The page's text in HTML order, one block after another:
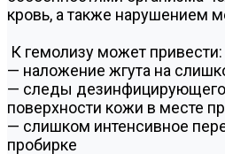
кровь, а также нарушением
К гемолизу может привести:
— наложение жгута на
— следы дезинфицирующего
поверхности кожи в месте
— слишком интенсивное
пробирке